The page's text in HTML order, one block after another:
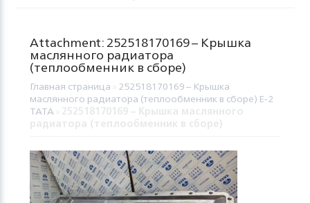
Attachment: 252518170169 – Крышка
маслянного радиатора
(теплообменник в сборе)
Главная страница 252518170169 – Крышка
маслянного радиатора (теплообменник в сборе) Е-2
TATA»